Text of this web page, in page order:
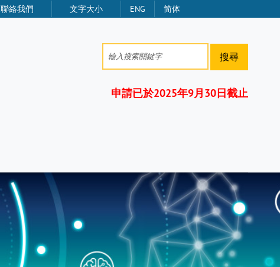
聯絡我們 文字大小 ENG 简体
搜尋
申請已於2025年9月30日截止